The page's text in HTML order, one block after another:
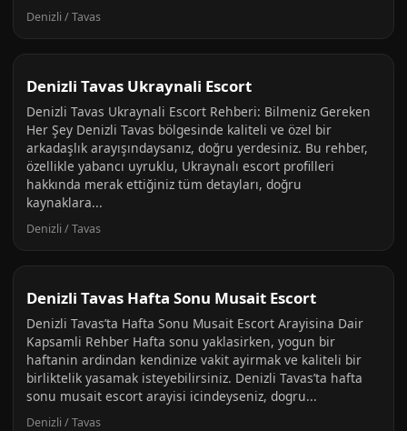
Denizli / Tavas
Denizli Tavas Ukraynali Escort
Denizli Tavas Ukraynali Escort Rehberi: Bilmeniz Gereken
Her Şey Denizli Tavas bölgesinde kaliteli ve özel bir
arkadaşlık arayışındaysanız, doğru yerdesiniz. Bu rehber,
özellikle yabancı uyruklu, Ukraynalı escort profilleri
hakkında merak ettiğiniz tüm detayları, doğru
kaynaklara...
Denizli / Tavas
Denizli Tavas Hafta Sonu Musait Escort
Denizli Tavas’ta Hafta Sonu Musait Escort Arayisina Dair
Kapsamli Rehber Hafta sonu yaklasirken, yogun bir
haftanin ardindan kendinize vakit ayirmak ve kaliteli bir
birliktelik yasamak isteyebilirsiniz. Denizli Tavas’ta hafta
sonu musait escort arayisi icindeyseniz, dogru...
Denizli / Tavas